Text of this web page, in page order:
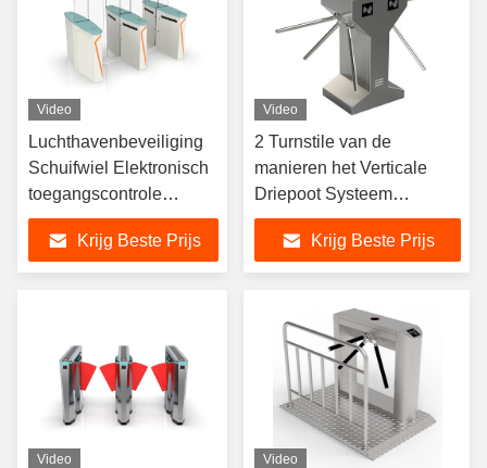
Video
Luchthavenbeveiliging
Schuifwiel Elektronisch
toegangscontrole
kaartlezer
Gezichtsherkenning
Krijg Beste Prijs
Video
2 Turnstile van de
manieren het Verticale
Driepoot Systeem
0.5NM/24V van het
DriepootToegangsbeheer
Krijg Beste Prijs
Video Video